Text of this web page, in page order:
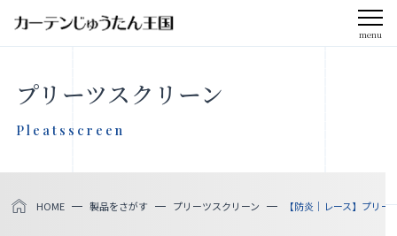
menu
会社案内
お知らせ
プリーツスクリーン
Pleatsscreen
HOME 製品をさがす プリーツスクリーン 【防炎｜レース】プリ